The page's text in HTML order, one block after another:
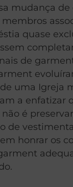
mudança de
quase
de
uma Igreja
a enfatizar
é
de
honrar os